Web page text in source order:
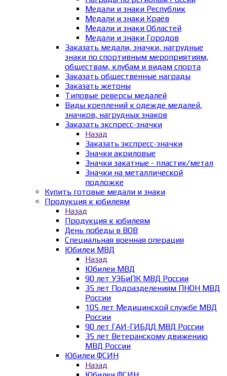
Медали и знаки Республик
Медали и знаки Краёв
Медали и знаки Областей
Медали и знаки Городов
Заказать медали, значки, нагрудные
знаки по спортивным мероприятиям,
обществам, клубам и видам спорта
Заказать общественные награды
Заказать жетоны
Типовые реверсы медалей
Виды креплений к одежде медалей,
значков, нагрудных знаков
Заказать экспресс-значки
Назад
Заказать экспресс-значки
Значки акриловые
Значки закатные - пластик/метал
Значки на металлической
подложке
Купить готовые медали и знаки
Продукция к юбилеям
Назад
Продукция к юбилеям
День победы в ВОВ
Специальная военная операция
Юбилеи МВД
Назад
Юбилеи МВД
90 лет УЭБиПК МВД России
35 лет Подразделениям ПНОН МВД
России
105 лет Медицинской службе МВД
России
90 лет ГАИ-ГИБДД МВД России
35 лет Ветеранскому движению
МВД России
Юбилеи ФСИН
Назад